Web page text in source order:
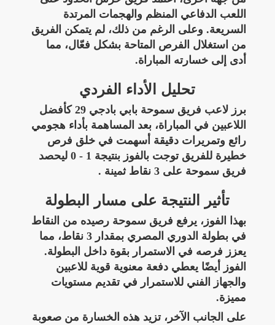
اللعب الدفاعي المنظم والهجمات المرتدة
السريعة. وعلى الرغم من ذلك، لم يتمكن الفريق
من استغلال الفرص المتاحة بشكل فعّال، مما
أدى إلى خسارته المباراة.
تحليل الأداء الفردي
برز لاعب فريق سموحة بابي بادجي 29 كأفضل
اللاعبين في المباراة، بعد المساهمة بأداء هجومي
رائع وتمريرات دقيقة أسهمت في خلق فرص
خطيرة للفريق توجت بالفوز بنتيجة 1 - 0 ليحصد
فريق سموحة على 3 نقاط ثمينة .
تأثير النتيجة على مسار البطولة
بهذا الفوز، يرفع فريق سموحة رصيده من النقاط
في بطولة الدوري المصري بمقدار 3 نقاط، مما
يعزز فرصه في الاستمرار بقوة داخل البطولة.
الفوز أيضًا يعطي دفعة معنوية قوية للاعبين
والجهاز الفني للاستمرار في تقديم مستويات
مميزة.
على الجانب الآخر، تزيد هذه الخسارة من صعوبة